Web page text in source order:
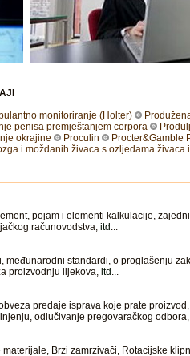
monitoriranje (Holter)
penisa premještanjem corpora
okrajine Proculin Procter&Gamble
i moždanih živaca s ozljedama
pojam i elementi kalkulacije,
računovodstva, itd ...
međunarodni standardi, o proglašenju
proizvodnju lijekova, itd ...
predaje isprava koje prate
odlučivanje pregovaračkog odbora,
Brzi zamrzivači, Rotacijske